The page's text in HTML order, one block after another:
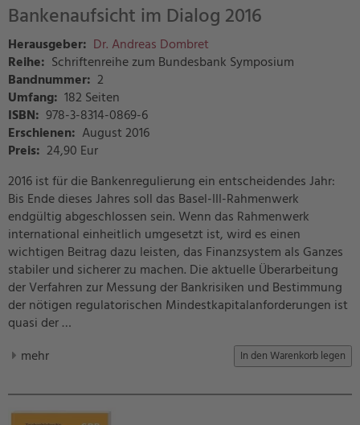
Bankenaufsicht im Dialog 2016
Herausgeber: Dr. Andreas Dombret
Reihe: Schriftenreihe zum Bundesbank Symposium
Bandnummer: 2
Umfang: 182 Seiten
ISBN: 978-3-8314-0869-6
Erschienen: August 2016
Preis: 24,90 Eur
2016 ist für die Bankenregulierung ein entscheidendes Jahr:
Bis Ende dieses Jahres soll das Basel-III-Rahmenwerk
endgültig abgeschlossen sein. Wenn das Rahmenwerk
international einheitlich umgesetzt ist, wird es einen
wichtigen Beitrag dazu leisten, das Finanzsystem als Ganzes
stabiler und sicherer zu machen. Die aktuelle Überarbeitung
der Verfahren zur Messung der Bankrisiken und Bestimmung
der nötigen regulatorischen Mindestkapitalanforderungen ist
quasi der …
mehr